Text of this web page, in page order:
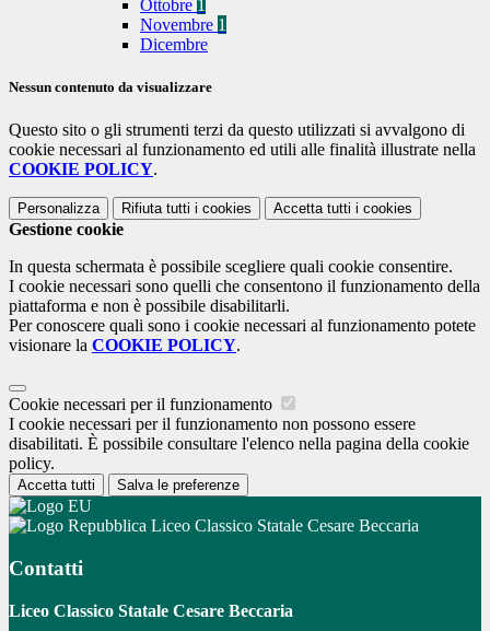
Ottobre 1
Novembre 1
Dicembre
Nessun contenuto da visualizzare
Questo sito o gli strumenti terzi da questo utilizzati si avvalgono di
cookie necessari al funzionamento ed utili alle finalità illustrate nella
COOKIE POLICY.
Personalizza Rifiuta tutti i cookies Accetta tutti i cookies
Gestione cookie
In questa schermata è possibile scegliere quali cookie consentire.
I cookie necessari sono quelli che consentono il funzionamento della
piattaforma e non è possibile disabilitarli.
Per conoscere quali sono i cookie necessari al funzionamento potete
visionare la COOKIE POLICY.
Cookie necessari per il funzionamento
I cookie necessari per il funzionamento non possono essere
disabilitati. È possibile consultare l'elenco nella pagina della cookie
policy.
Accetta tutti Salva le preferenze
Liceo Classico Statale Cesare Beccaria
Contatti
Liceo Classico Statale Cesare Beccaria